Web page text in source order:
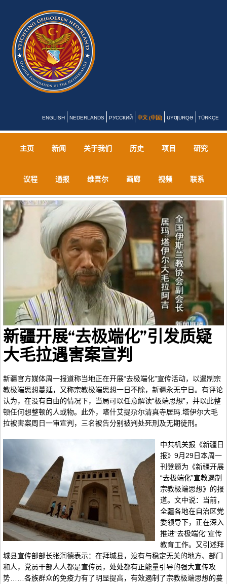
ENGLISH NEDERLANDS РУССКИЙ 中文 (中国) UYƢURQƏ TÜRKÇE
主页 新闻 关于我们 历史 项目 研究
议程 通报 维吾尔 画廊 视频 联系
新疆开展“去极端化”引发质疑
大毛拉遇害案宣判
新疆官方媒体周一报道称当地正在开展“去极端化”宣传活动，以遏制宗
教极端思想蔓延，又称宗教极端思想一日不除，新疆永无宁日。有评论
认为，在没有自由的情况下，当局可以任意解读“极端思想”，并以此整
顿任何想整顿的人或物。此外，喀什艾提尕尔清真寺居玛.塔伊尔大毛
拉被害案周日一审宣判，三名被告分别被判处死刑及无期徒刑。
中共机关报《新疆日
报》9月29日本周一
刊登题为《新疆开展
“去极端化”宣教遏制
宗教极端思想》的报
道。文中说：当前，
全疆各地在自治区党
委领导下，正在深入
推进“去极端化”宣传
教育工作。又引述拜
城县宣传部部长张润德表示：在拜城县，没有与稳定无关的地方、部门
和人，党员干部人人都是宣传员，处处都有正能量引导的强大宣传攻
势……各族群众的免疫力有了明显提高，有效遏制了宗教极端思想的蔓